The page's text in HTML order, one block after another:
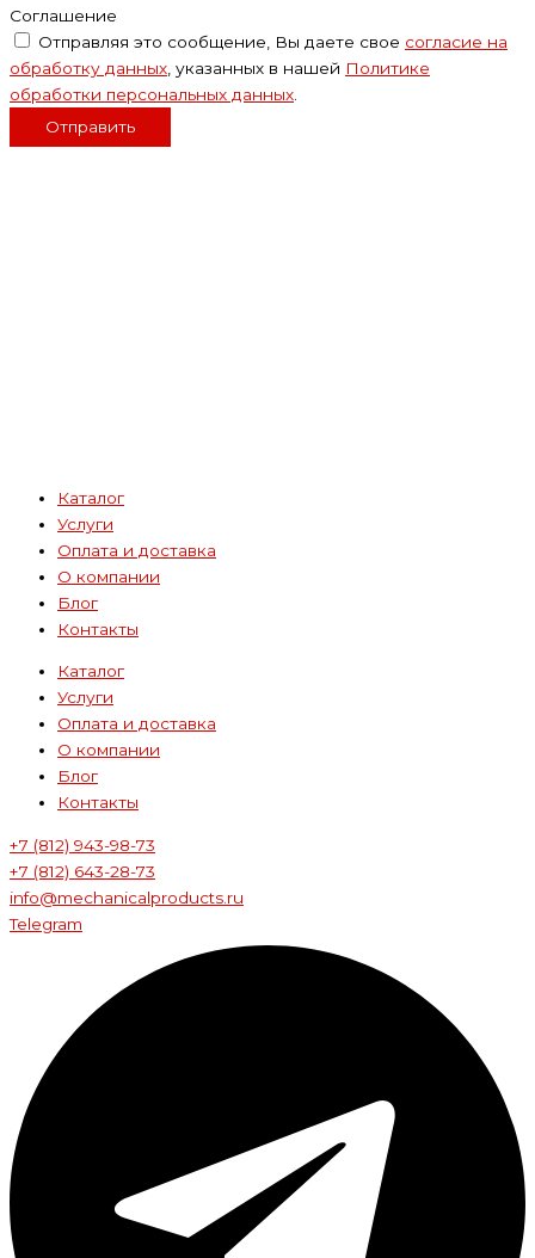
Соглашение
Отправляя это сообщение, Вы даете свое согласие на
обработку данных , указанных в нашей Политике
обработки персональных данных
Отправить
Каталог
Услуги
Оплата и доставка
О компании
Блог
Контакты
Каталог
Услуги
Оплата и доставка
О компании
Блог
Контакты
+7 (812) 943-98-73
+7 (812) 643-28-73
info@mechanicalproducts.ru
Telegram